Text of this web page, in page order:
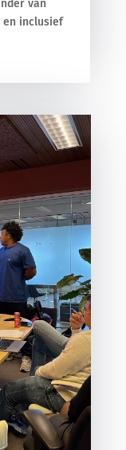
van
en inclusief